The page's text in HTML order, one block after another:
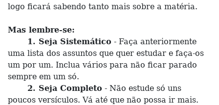
logo ficará sabendo tanto mais sobre a matéria.
Mas lembre-se:
1. Seja Sistemático - Faça anteriormente
uma lista dos assuntos que quer estudar e faça-os
um por um. Inclua vários para não ficar parado
sempre em um só.
2. Seja Completo - Não estude só uns
poucos versículos. Vá até que não possa ir mais.